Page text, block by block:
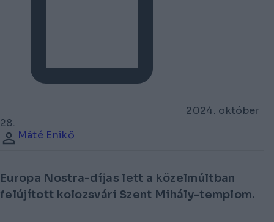
2024. október
28.
Máté Enikő
Europa Nostra-díjas lett a közelmúltban
felújított kolozsvári Szent Mihály-templom.